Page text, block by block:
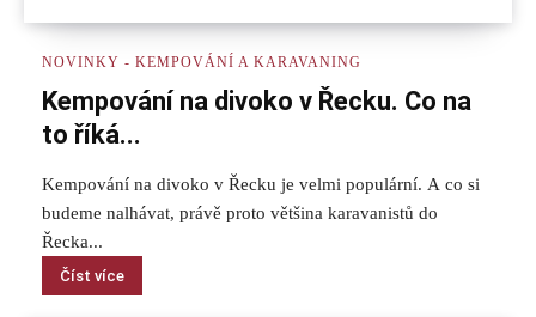
NOVINKY - KEMPOVÁNÍ A KARAVANING
Kempování na divoko v Řecku. Co na
to říká...
Kempování na divoko v Řecku je velmi populární. A co si
budeme nalhávat, právě proto většina karavanistů do
Řecka...
Číst více